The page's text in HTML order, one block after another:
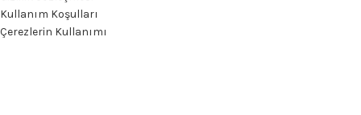
Kullanım Koşulları
Çerezlerin Kullanımı